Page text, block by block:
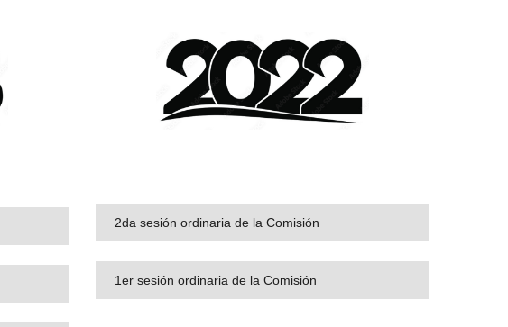
2da sesión ordinaria de la Comisión
1er sesión ordinaria de la Comisión